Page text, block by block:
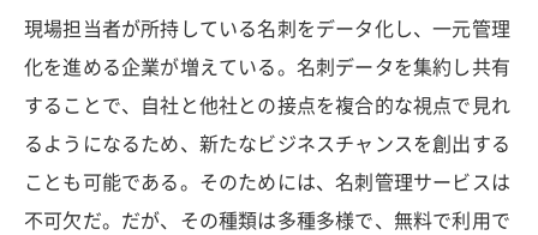
現場担当者が所持している名刺をデータ化し、一元管理
化を進める企業が増えている。名刺データを集約し共有
することで、自社と他社との接点を複合的な視点で見れ
るようになるため、新たなビジネスチャンスを創出する
ことも可能である。そのためには、名刺管理サービスは
不可欠だ。だが、その種類は多種多様で、無料で利用で